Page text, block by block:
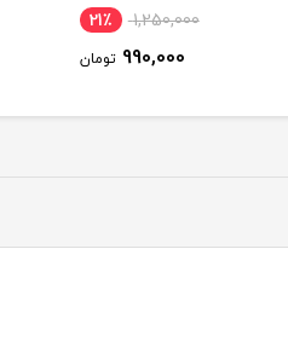
1,250,000 21٪
990,000 تومان